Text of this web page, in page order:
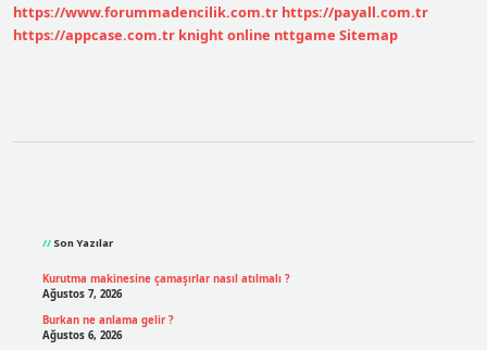
https://www.forummadencilik.com.tr https://payall.com.tr
https://appcase.com.tr knight online nttgame Sitemap
Son Yazılar
Kurutma makinesine çamaşırlar nasıl atılmalı ?
Ağustos 7, 2026
Burkan ne anlama gelir ?
Ağustos 6, 2026